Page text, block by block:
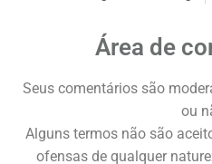
Área de
Seus comentários são
ou
Alguns termos não são
ofensas de qualquer